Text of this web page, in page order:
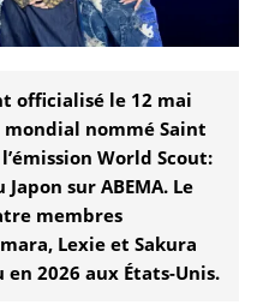
officialisé le 12 mai
nommé Saint
World Scout:
sur ABEMA. Le
membres
Lexie et Sakura
2026 aux États-Unis.